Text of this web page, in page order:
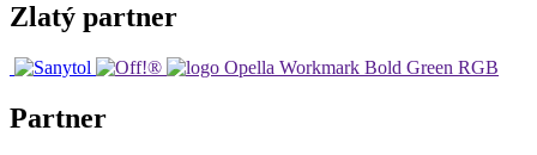
Zlatý partner
Partner